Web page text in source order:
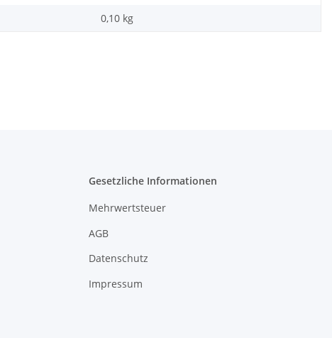
0,10 kg
Gesetzliche Informationen
Mehrwertsteuer
AGB
Datenschutz
Impressum